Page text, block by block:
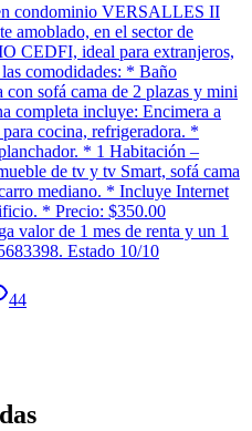
condominio VERSALLES II
amoblado, en el sector de
CEDFI, ideal para extranjeros,
comodidades: * Baño
sofá cama de 2 plazas y mini
completa incluye: Encimera a
cocina, refrigeradora. *
* 1 Habitación –
de tv y tv Smart, sofá cama
mediano. * Incluye Internet
* Precio: $350.00
valor de 1 mes de renta y un 1
Estado 10/10
44